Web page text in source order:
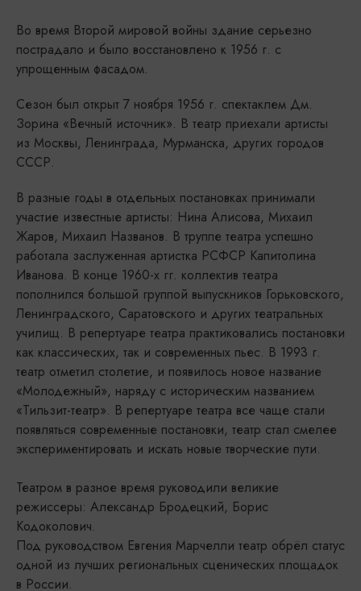
Во время Второй мировой войны здание серьезно
пострадало и было восстановлено к 1956 г. с
упрощенным фасадом.
Сезон был открыт 7 ноября 1956 г. спектаклем Дм.
Зорина «Вечный источник». В театр приехали арти­сты
из Москвы, Ленинграда, Мурманска, других городов
СССР.
В разные годы в отдельных постановках принимали
участие известные артисты: Нина Алисова, Михаил
Жаров, Михаил Названов. В труппе театра успешно
работала заслужен­ная артистка РСФСР Капитолина
Иванова. В конце 1960-х гг. коллектив теа­тра
пополнился большой группой выпускников Горьковского,
Ленинградского, Саратовского и других театральных
училищ. В репертуаре театра практикова­лись постановки
как классических, так и современных пьес. В 1993 г.
театр отме­тил столетие, и появилось новое название
«Молодежный», наряду с историче­ским названием
«Тильзит-театр». В репертуаре театра все чаще стали
появляться современные постановки, театр стал смелее
экспериментировать и искать новые творческие пути.
Театром в разное время руководили великие
режиссеры: Александр Бродецкий, Борис
Кодоколович.
Под руководством Евгения Марчелли театр обрёл статус
одной из лучших региональных сценических площадок
в России.